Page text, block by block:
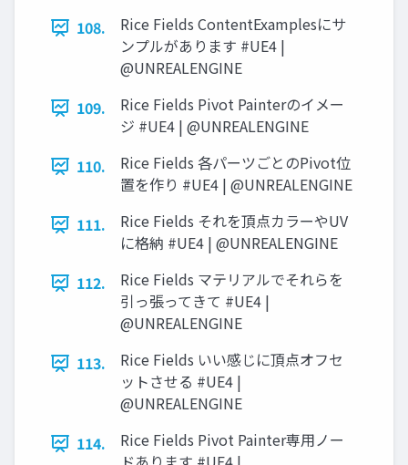
108.
Rice Fields ContentExamplesにサ
ンプルがあります #UE4 |
@UNREALENGINE
109.
Rice Fields Pivot Painterのイメー
ジ #UE4 | @UNREALENGINE
110.
Rice Fields 各パーツごとのPivot位
置を作り #UE4 | @UNREALENGINE
111.
Rice Fields それを頂点カラーやUV
に格納 #UE4 | @UNREALENGINE
112.
Rice Fields マテリアルでそれらを
引っ張ってきて #UE4 |
@UNREALENGINE
113.
Rice Fields いい感じに頂点オフセ
ットさせる #UE4 |
@UNREALENGINE
114.
Rice Fields Pivot Painter専用ノー